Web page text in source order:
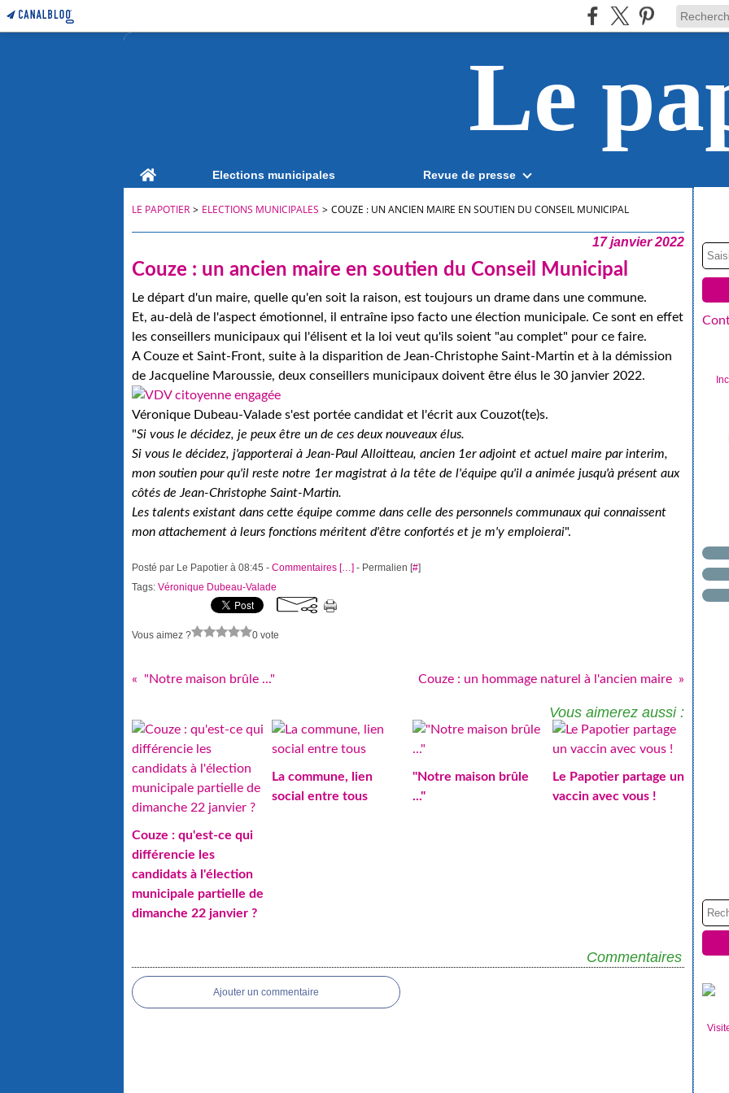
Le
Home Elections municipales Revue de presse
LE PAPOTIER > ELECTIONS MUNICIPALES > COUZE : UN ANCIEN MAIRE EN SOUTIEN DU CONSEIL MUNICIPAL
17 janvier 2022
Couze : un ancien maire en soutien du Conseil Municipal
Le départ d'un maire, quelle qu'en soit la raison, est toujours un drame dans une commune.
Et, au-delà de l'aspect émotionnel, il entraîne ipso facto une élection municipale. Ce sont en effet
les conseillers municipaux qui l'élisent et la loi veut qu'ils soient "au complet" pour ce faire.
A Couze et Saint-Front, suite à la disparition de Jean-Christophe Saint-Martin et à la démission
de Jacqueline Maroussie, deux conseillers municipaux doivent être élus le 30 janvier 2022.
Véronique Dubeau-Valade s'est portée candidat et l'écrit aux Couzot(te)s.
"Si vous le décidez, je peux être un de ces deux nouveaux élus.
Si vous le décidez, j'apporterai à Jean-Paul Alloitteau, ancien 1er adjoint et actuel maire par interim,
mon soutien pour qu'il reste notre 1er magistrat à la tête de l'équipe qu'il a animée jusqu'à présent aux
côtés de Jean-Christophe Saint-Martin.
Les talents existant dans cette équipe comme dans celle des personnels communaux qui connaissent
mon attachement à leurs fonctions méritent d'être confortés et je m'y emploierai".
Posté par Le Papotier à 08:45 - Commentaires […] - Permalien [#]
Tags: Véronique Dubeau-Valade
Vous aimez ? 0 vote
"Notre maison brûle ..." Couze : un hommage naturel à l'ancien maire
Vous aimerez aussi :
Couze : qu'est-ce qui
différencie les
candidats à l'élection
municipale partielle de
dimanche 22 janvier ?
La commune, lien
social entre tous
"Notre maison brûle
..."
Le Papotier partage un
vaccin avec vous !
Commentaires
Ajouter un commentaire